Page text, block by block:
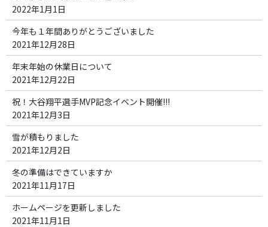
2022年1月1日
今年も１年間ありがとうございました
2021年12月28日
年末年始の休業日について
2021年12月22日
祝！大谷翔平選手MVP記念イベント開催!!!
2021年12月3日
雪が積もりました
2021年12月2日
冬の準備はできていますか
2021年11月17日
ホームページを更新しました
2021年11月1日